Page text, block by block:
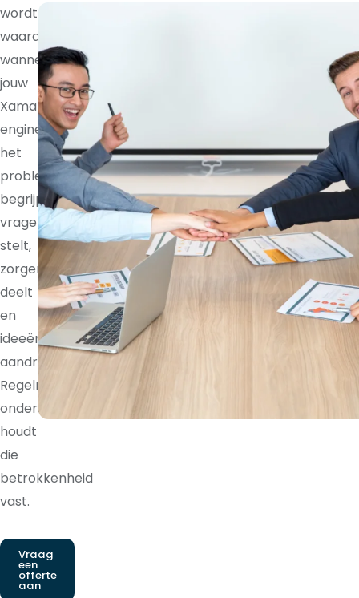
wordt
waardevoller
wanneer
jouw
Xamarin
engineer
het
probleem
begrijpt,
vragen
stelt,
zorgen
deelt
en
ideeën
aandraagt.
Regelmatige
ondersteuning
houdt
die
betrokkenheid
vast.
Vraag
een
offerte
aan